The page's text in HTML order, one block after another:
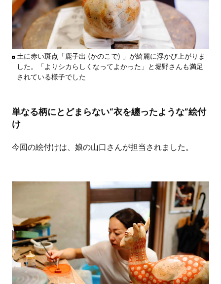
土に赤い斑点「鹿子出 (かのこで) 」が綺麗に浮かび上がりま
した。「よりシカらしくなってよかった」と堀野さんも満足
されている様子でした
単なる柄にとどまらない“衣を纏ったような”絵付
け
今回の絵付けは、娘の山口さんが担当されました。